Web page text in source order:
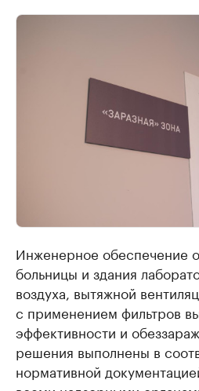
Инженерное обеспечение
больницы и здания
воздуха, вытяжной
с применением фильтров
эффективности и
решения выполнены в
нормативной